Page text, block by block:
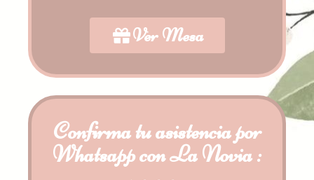
Ver Mesa
Confirma tu asistencia por
Whatsapp con La Novia :